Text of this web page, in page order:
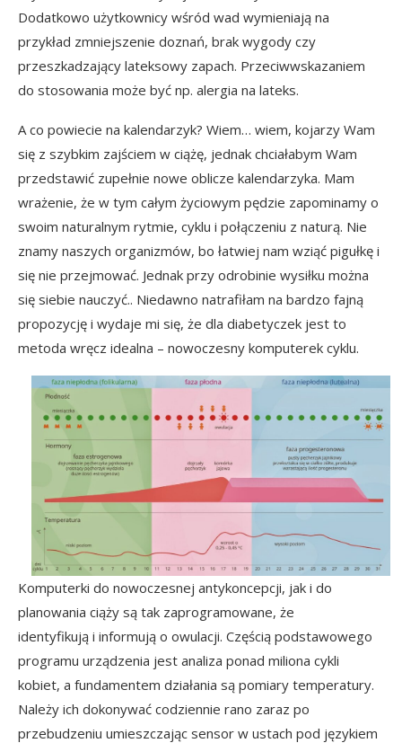
Dodatkowo użytkownicy wśród wad wymieniają na
przykład zmniejszenie doznań, brak wygody czy
przeszkadzający lateksowy zapach. Przeciwwskazaniem
do stosowania może być np. alergia na lateks.
A co powiecie na kalendarzyk? Wiem… wiem, kojarzy Wam
się z szybkim zajściem w ciążę, jednak chciałabym Wam
przedstawić zupełnie nowe oblicze kalendarzyka. Mam
wrażenie, że w tym całym życiowym pędzie zapominamy o
swoim naturalnym rytmie, cyklu i połączeniu z naturą. Nie
znamy naszych organizmów, bo łatwiej nam wziąć pigułkę i
się nie przejmować. Jednak przy odrobinie wysiłku można
się siebie nauczyć.. Niedawno natrafiłam na bardzo fajną
propozycję i wydaje mi się, że dla diabetyczek jest to
metoda wręcz idealna – nowoczesny komputerek cyklu.
Komputerki do nowoczesnej antykoncepcji, jak i do
planowania ciąży są tak zaprogramowane, że
identyfikują i informują o owulacji. Częścią podstawowego
programu urządzenia jest analiza ponad miliona cykli
kobiet, a fundamentem działania są pomiary temperatury.
Należy ich dokonywać codziennie rano zaraz po
przebudzeniu umieszczając sensor w ustach pod językiem